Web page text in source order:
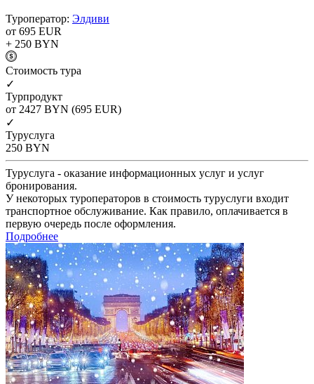
Туроператор: Элдиви
от 695 EUR
+ 250 BYN
Cтоимость тура
✓
Турпродукт
от 2427 BYN (695 EUR)
✓
Туруслуга
250 BYN
Туруслуга - оказание информационных услуг и услуг
бронирования.
У некоторых туроператоров в стоимость туруслуги входит
транспортное обслуживание. Как правило, оплачивается в
первую очередь после оформления.
Подробнее